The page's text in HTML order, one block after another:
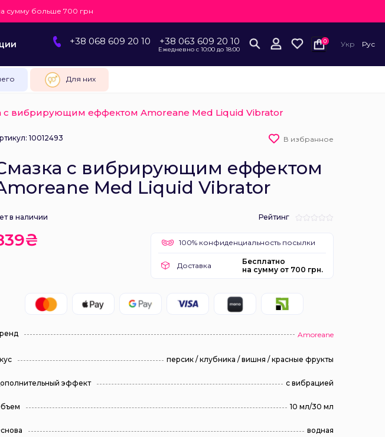
сумму больше 700 грн
+38 068 609 20 10 +38 063 609 20 10
Ежедневно с 10:00 до 18:00
0 Укр Рус
Для них
с вибрирующим еффектом Amoreane Med Liquid Vibrator
10012493 В избранное
с вибрирующим еффектом
Med Liquid Vibrator
в наличии Рейтинг
100% конфиденциальность посылки
Доставка
Бесплатно
на сумму от 700 грн.
Amoreane
персик / клубника / вишня / красные фрукты
эффект с вибрацией
10 мл/30 мл
водная